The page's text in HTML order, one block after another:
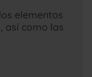
elementos
así como las